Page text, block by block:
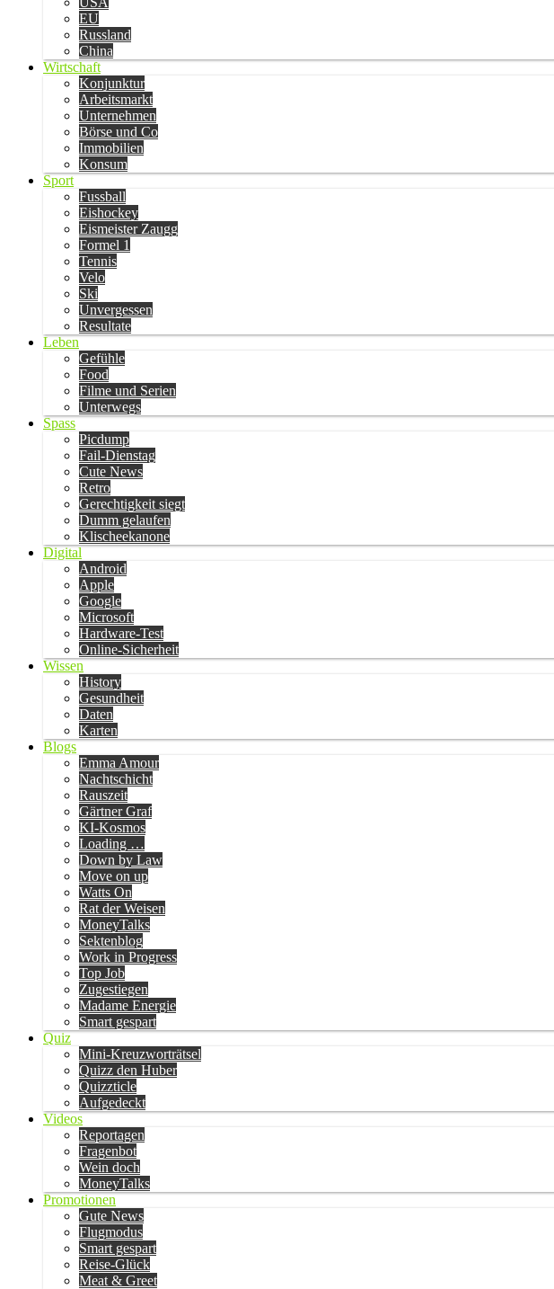
EU
Russland
China
Wirtschaft
Konjunktur
Arbeitsmarkt
Unternehmen
Börse und Co
Immobilien
Konsum
Sport
Fussball
Eishockey
Eismeister Zaugg
Formel 1
Tennis
Velo
Ski
Unvergessen
Resultate
Leben
Gefühle
Food
Filme und Serien
Unterwegs
Spass
Picdump
Fail-Dienstag
Cute News
Retro
Gerechtigkeit siegt
Dumm gelaufen
Klischeekanone
Digital
Android
Apple
Google
Microsoft
Hardware-Test
Online-Sicherheit
Wissen
History
Gesundheit
Daten
Karten
Blogs
Emma Amour
Nachtschicht
Rauszeit
Gärtner Graf
KI-Kosmos
Loading …
Down by Law
Move on up
Watts On
Rat der Weisen
MoneyTalks
Sektenblog
Work in Progress
Top Job
Zugestiegen
Madame Energie
Smart gespart
Quiz
Mini-Kreuzworträtsel
Quizz den Huber
Quizzticle
Aufgedeckt
Videos
Reportagen
Fragenbot
Wein doch
MoneyTalks
Promotionen
Gute News
Flugmodus
Smart gespart
Reise-Glück
Meat & Greet